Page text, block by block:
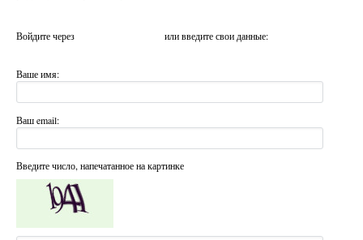
Войдите через или введите свои данные:
Ваше имя:
Ваш email:
Введите число, напечатанное на картинке